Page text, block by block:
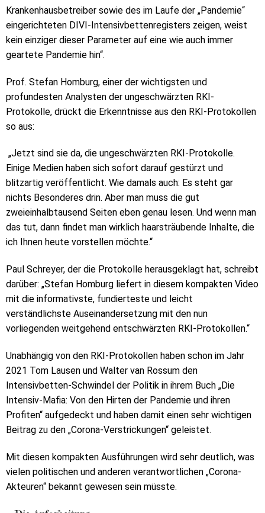
Krankenhausbetreiber sowie des im Laufe der „Pandemie“
eingerichteten DIVI-Intensivbettenregisters zeigen, weist
kein einziger dieser Parameter auf eine wie auch immer
geartete Pandemie hin“.
Prof. Stefan Homburg, einer der wichtigsten und
profundesten Analysten der ungeschwärzten RKI-
Protokolle, drückt die Erkenntnisse aus den RKI-Protokollen
so aus:
„Jetzt sind sie da, die ungeschwärzten RKI-Protokolle.
Einige Medien haben sich sofort darauf gestürzt und
blitzartig veröffentlicht. Wie damals auch: Es steht gar
nichts Besonderes drin. Aber man muss die gut
zweieinhalbtausend Seiten eben genau lesen. Und wenn man
das tut, dann findet man wirklich haarsträubende Inhalte, die
ich Ihnen heute vorstellen möchte.“
Paul Schreyer, der die Protokolle herausgeklagt hat, schreibt
darüber: „Stefan Homburg liefert in diesem kompakten Video
mit die informativste, fundierteste und leicht
verständlichste Auseinandersetzung mit den nun
vorliegenden weitgehend entschwärzten RKI-Protokollen.“
Unabhängig von den RKI-Protokollen haben schon im Jahr
2021 Tom Lausen und Walter van Rossum den
Intensivbetten-Schwindel der Politik in ihrem Buch „Die
Intensiv-Mafia: Von den Hirten der Pandemie und ihren
Profiten“ aufgedeckt und haben damit einen sehr wichtigen
Beitrag zu den „Corona-Verstrickungen“ geleistet.
Mit diesen kompakten Ausführungen wird sehr deutlich, was
vielen politischen und anderen verantwortlichen „Corona-
Akteuren“ bekannt gewesen sein müsste.